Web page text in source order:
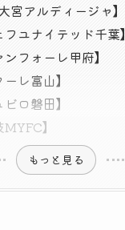
宮アルディージャ】
フユナイテッド千葉】
ンフォーレ甲府】
ーレ富山】
ビロ磐田】
MYFC】
もっと見る